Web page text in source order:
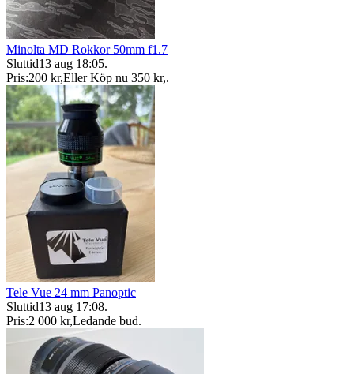
Minolta MD Rokkor 50mm f1.7
Sluttid13 aug 18:05.
Pris:200 kr,Eller Köp nu 350 kr,.
Tele Vue 24 mm Panoptic
Sluttid13 aug 17:08.
Pris:2 000 kr,Ledande bud.